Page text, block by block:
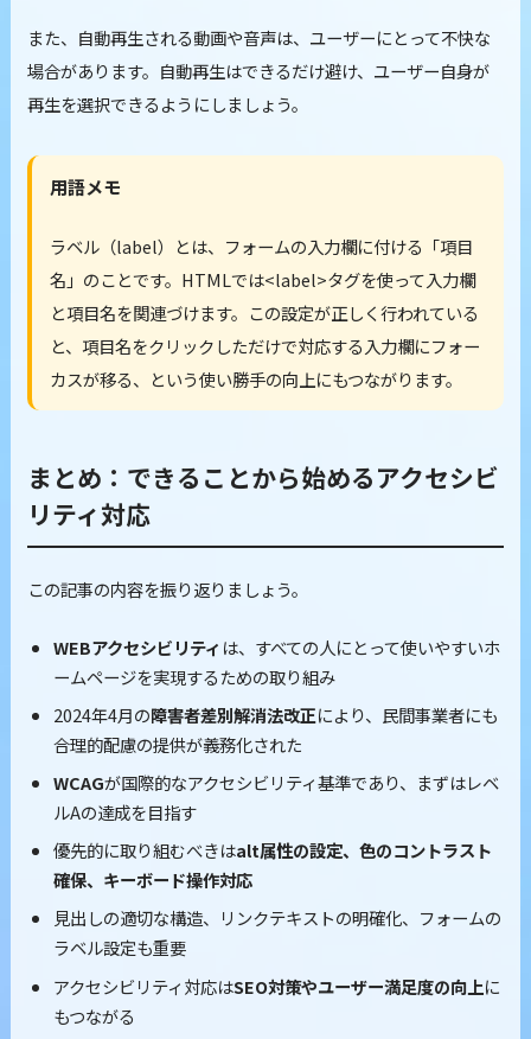
また、自動再生される動画や音声は、ユーザーにとって不快な
場合があります。自動再生はできるだけ避け、ユーザー自身が
再生を選択できるようにしましょう。
用語メモ
ラベル（label）とは、フォームの入力欄に付ける「項目
名」のことです。HTMLでは<label>タグを使って入力欄
と項目名を関連づけます。この設定が正しく行われている
と、項目名をクリックしただけで対応する入力欄にフォー
カスが移る、という使い勝手の向上にもつながります。
まとめ：できることから始めるアクセシビ
リティ対応
この記事の内容を振り返りましょう。
WEBアクセシビリティ は、すべての人にとって使いやすいホ
ームページを実現するための取り組み
2024年4月の障害者差別解消法改正により、民間事業者にも
合理的配慮の提供が義務化された
WCAGが国際的なアクセシビリティ基準であり、まずはレベ
ルAの達成を目指す
優先的に取り組むべきはalt属性の設定、色のコントラスト
確保、キーボード操作対応
見出しの適切な構造、リンクテキストの明確化、フォームの
ラベル設定も重要
アクセシビリティ対応はSEO対策やユーザー満足度の向上に
もつながる